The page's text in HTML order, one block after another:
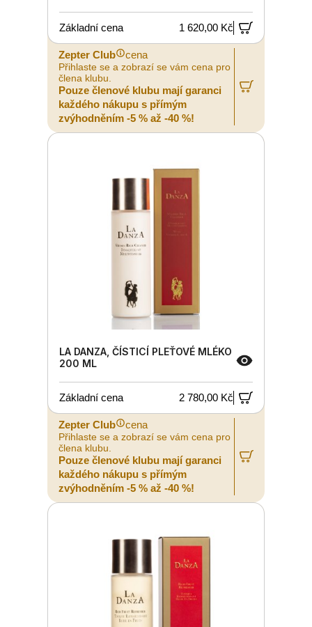
Základní cena 1 620,00 Kč
Zepter Club cena
Přihlaste se a zobrazí se vám cena pro
člena klubu.
Pouze členové klubu mají garanci
každého nákupu s přímým
zvýhodněním -5 % až -40 %!
LA DANZA, ČÍSTICÍ PLEŤOVÉ MLÉKO
200 ML
Základní cena 2 780,00 Kč
Zepter Club cena
Přihlaste se a zobrazí se vám cena pro
člena klubu.
Pouze členové klubu mají garanci
každého nákupu s přímým
zvýhodněním -5 % až -40 %!